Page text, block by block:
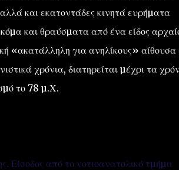
και εκατοντάδες κινητά ευρήµατα
και θραύσµατα από ένα είδος
«ακατάλληλη για ανηλίκους» αίθουσα
χρόνια, διατηρείται µέχρι τα
το 78 µ.Χ.
Είσοδος από το νοτιοανατολικό τµήµα